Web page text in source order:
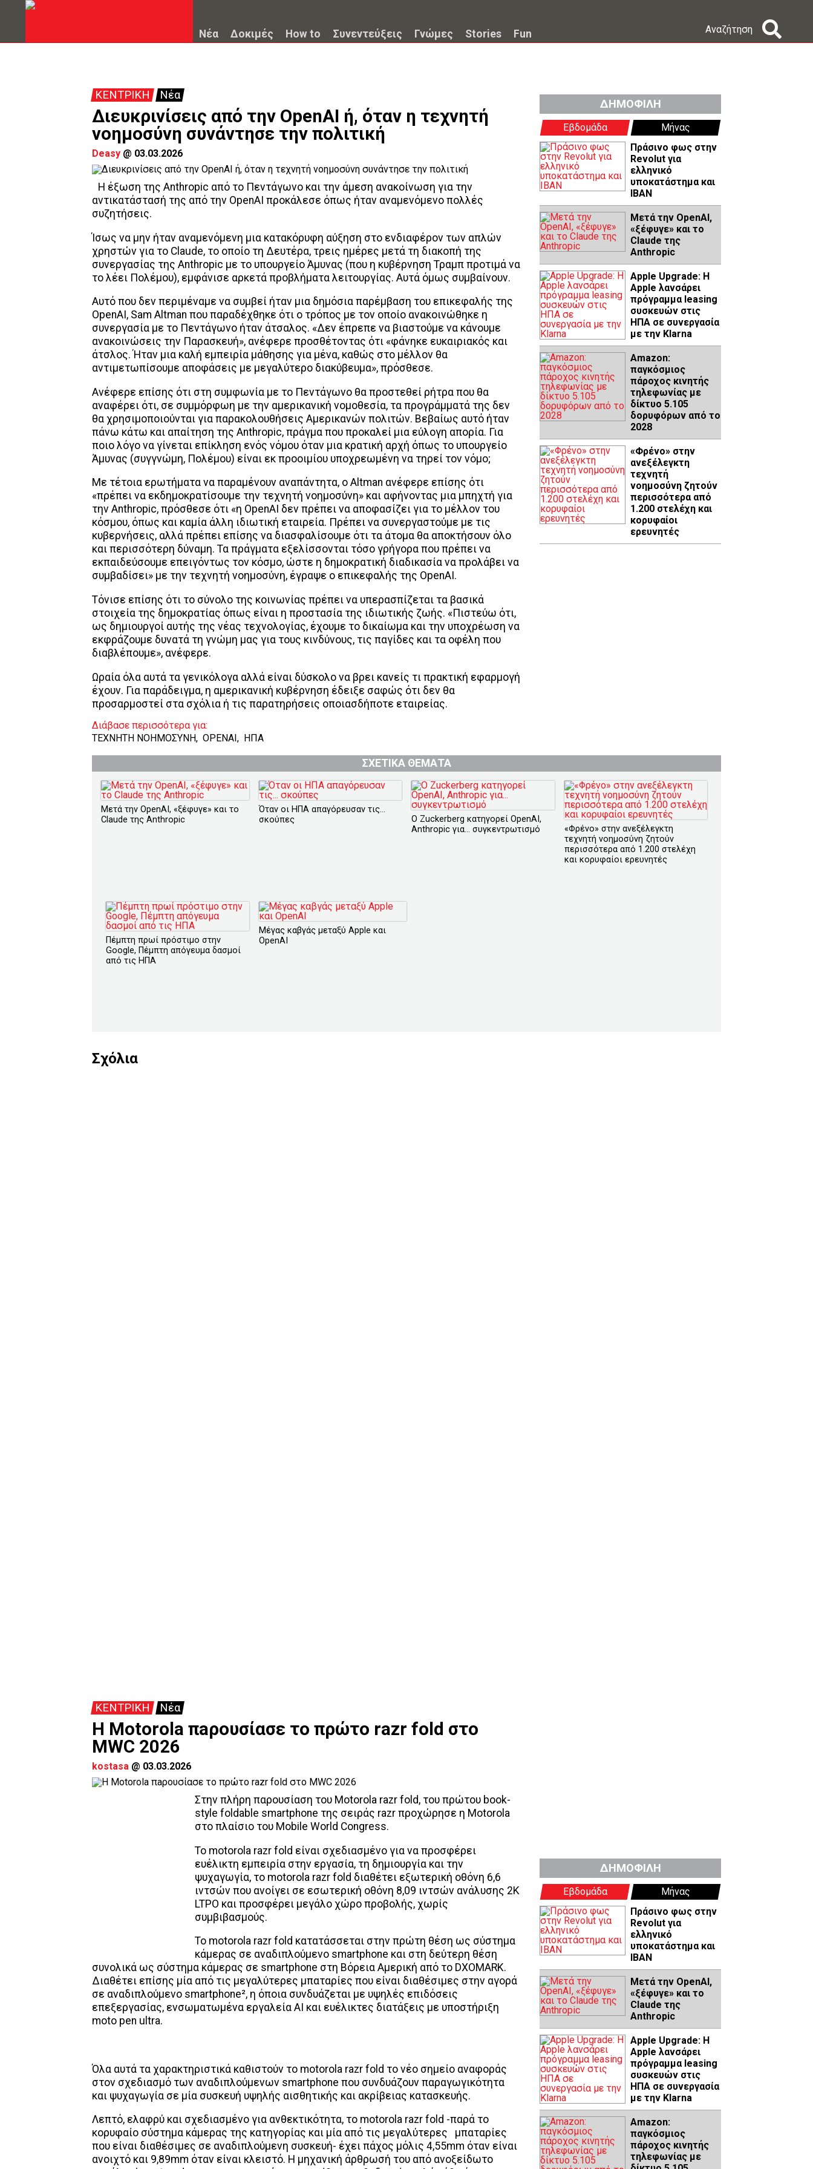
Νέα Δοκιμές How to Συνεντεύξεις Γνώμες Stories Fun Αναζήτηση
ΚΕΝΤΡΙΚΗ Νέα
Διευκρινίσεις από την OpenAI ή, όταν η τεχνητή
νοημοσύνη συνάντησε την πολιτική
Deasy @ 03.03.2026
H έξωση της Anthropic από το Πεντάγωνο και την άμεση ανακοίνωση για την
αντικατάστασή της από την OpenAI προκάλεσε όπως ήταν αναμενόμενο πολλές
συζητήσεις.
Ίσως να μην ήταν αναμενόμενη μια κατακόρυφη αύξηση στο ενδιαφέρον των απλών
χρηστών για το Claude, το οποίο τη Δευτέρα, τρεις ημέρες μετά τη διακοπή της
συνεργασίας της Anthropic με το υπουργείο Άμυνας (που η κυβέρνηση Τραμπ προτιμά να
το λέει Πολέμου), εμφάνισε αρκετά προβλήματα λειτουργίας. Αυτά όμως συμβαίνουν.
Αυτό που δεν περιμέναμε να συμβεί ήταν μια δημόσια παρέμβαση του επικεφαλής της
OpenAI, Sam Altman που παραδέχθηκε ότι ο τρόπος με τον οποίο ανακοινώθηκε η
συνεργασία με το Πεντάγωνο ήταν άτσαλος. «Δεν έπρεπε να βιαστούμε να κάνουμε
ανακοινώσεις την Παρασκευή», ανέφερε προσθέτοντας ότι «φάνηκε ευκαιριακός και
άτσλος. Ήταν μια καλή εμπειρία μάθησης για μένα, καθώς στο μέλλον θα
αντιμετωπίσουμε αποφάσεις με μεγαλύτερο διακύβευμα», πρόσθεσε.
Ανέφερε επίσης ότι στη συμφωνία με το Πεντάγωνο θα προστεθεί ρήτρα που θα
αναφέρει ότι, σε συμμόρφωη με την αμερικανική νομοθεσία, τα προγράμματά της δεν
θα χρησιμοποιούνται για παρακολουθήσεις Αμερικανών πολιτών. Βεβαίως αυτό ήταν
πάνω κάτω και απαίτηση της Anthropic, πράγμα που προκαλεί μια εύλογη απορία. Για
ποιο λόγο να γίνεται επίκληση ενός νόμου όταν μια κρατική αρχή όπως το υπουργείο
Άμυνας (συγγνώμη, Πολέμου) είναι εκ προοιμίου υποχρεωμένη να τηρεί τον νόμο;
Με τέτοια ερωτήματα να παραμένουν αναπάντητα, ο Altman ανέφερε επίσης ότι
«πρέπει να εκδημοκρατίσουμε την τεχνητή νοημοσύνη» και αφήνοντας μια μπηχτή για
την Anthropic, πρόσθεσε ότι «η OpenAI δεν πρέπει να αποφασίζει για το μέλλον του
κόσμου, όπως και καμία άλλη ιδιωτική εταιρεία. Πρέπει να συνεργαστούμε με τις
κυβερνήσεις, αλλά πρέπει επίσης να διασφαλίσουμε ότι τα άτομα θα αποκτήσουν όλο
και περισσότερη δύναμη. Τα πράγματα εξελίσσονται τόσο γρήγορα που πρέπει να
εκπαιδεύσουμε επειγόντως τον κόσμο, ώστε η δημοκρατική διαδικασία να προλάβει να
συμβαδίσει» με την τεχνητή νοημοσύνη, έγραψε ο επικεφαλής της OpenAI.
Τόνισε επίσης ότι το σύνολο της κοινωνίας πρέπει να υπερασπίζεται τα βασικά
στοιχεία της δημοκρατίας όπως είναι η προστασία της ιδιωτικής ζωής. «Πιστεύω ότι,
ως δημιουργοί αυτής της νέας τεχνολογίας, έχουμε το δικαίωμα και την υποχρέωση να
εκφράζουμε δυνατά τη γνώμη μας για τους κινδύνους, τις παγίδες και τα οφέλη που
διαβλέπουμε», ανέφερε.
Ωραία όλα αυτά τα γενικόλογα αλλά είναι δύσκολο να βρει κανείς τι πρακτική εφαρμογή
έχουν. Για παράδειγμα, η αμερικανική κυβέρνηση έδειξε σαφώς ότι δεν θα
προσαρμοστεί στα σχόλια ή τις παρατηρήσεις οποιασδήποτε εταιρείας.
ΔΗΜΟΦΙΛΗ
Εβδομάδα
Μήνας
Πράσινο φως στην
Revolut για
ελληνικό
υποκατάστημα και
IBAN
Μετά την OpenAI,
«ξέφυγε» και το
Claude της
Anthropic
Apple Upgrade: Η
Apple λανσάρει
πρόγραμμα leasing
συσκευών στις
ΗΠΑ σε συνεργασία
με την Klarna
Amazon:
παγκόσμιος
πάροχος κινητής
τηλεφωνίας με
δίκτυο 5.105
δορυφόρων από το
2028
«Φρένο» στην
ανεξέλεγκτη
τεχνητή
νοημοσύνη ζητούν
περισσότερα από
1.200 στελέχη και
κορυφαίοι
ερευνητές
Διάβασε περισσότερα για:
ΤΕΧΝΗΤΗ ΝΟΗΜΟΣΥΝΗ, OPENAI , ΗΠΑ
ΣΧΕΤΙΚΑ ΘΕΜΑΤΑ
Μετά την OpenAI, «ξέφυγε» και το
Claude της Anthropic
Όταν οι ΗΠΑ απαγόρευσαν τις...
σκούπες
O Zuckerberg κατηγορεί OpenAI,
Anthropic για... συγκεντρωτισμό
«Φρένο» στην ανεξέλεγκτη
τεχνητή νοημοσύνη ζητούν
περισσότερα από 1.200 στελέχη
και κορυφαίοι ερευνητές
Πέμπτη πρωί πρόστιμο στην
Google, Πέμπτη απόγευμα δασμοί
από τις ΗΠΑ
Μέγας καβγάς μεταξύ Apple και
OpenAI
Σχόλια
ΚΕΝΤΡΙΚΗ Νέα
H Motorola πaρουσίασε το πρώτο razr fold στο
MWC 2026
kostasa @ 03.03.2026
Στην πλήρη παρουσίαση του Motorola razr fold, του πρώτου book-
style foldable smartphone της σειράς razr προχώρησε η Motorola
στο πλαίσιο του Mobile World Congress.
To motorola razr fold είναι σχεδιασμένο για να προσφέρει
ευέλικτη εμπειρία στην εργασία, τη δημιουργία και την
ψυχαγωγία, το motorola razr fold διαθέτει εξωτερική οθόνη 6,6
ιντσών που ανοίγει σε εσωτερική οθόνη 8,09 ιντσών ανάλυσης 2K
LTPO και προσφέρει μεγάλο χώρο προβολής, χωρίς
συμβιβασμούς.
Το motorola razr fold κατατάσσεται στην πρώτη θέση ως σύστημα
κάμερας σε αναδιπλούμενο smartphone και στη δεύτερη θέση
συνολικά ως σύστημα κάμερας σε smartphone στη Βόρεια Αμερική από το DXOMARK.
Διαθέτει επίσης μία από τις μεγαλύτερες μπαταρίες που είναι διαθέσιμες στην αγορά
σε αναδιπλούμενο smartphone², η όποια συνδυάζεται με υψηλές επιδόσεις
επεξεργασίας, ενσωματωμένα εργαλεία ΑΙ και ευέλικτες διατάξεις με υποστήριξη
moto pen ultra.
Όλα αυτά τα χαρακτηριστικά καθιστούν το motorola razr fold το νέο σημείο αναφοράς
στον σχεδιασμό των αναδιπλούμενων smartphone που συνδυάζουν παραγωγικότητα
και ψυχαγωγία σε μία συσκευή υψηλής αισθητικής και ακρίβειας κατασκευής.
Λεπτό, ελαφρύ και σχεδιασμένο για ανθεκτικότητα, το motorola razr fold -παρά το
κορυφαίο σύστημα κάμερας της κατηγορίας και μία από τις μεγαλύτερες μπαταρίες
που είναι διαθέσιμες σε αναδιπλούμενη συσκευή- έχει πάχος μόλις 4,55mm όταν είναι
ανοιχτό και 9,89mm όταν είναι κλειστό. Η μηχανική άρθρωσή του από ανοξείδωτο
ΔΗΜΟΦΙΛΗ
Εβδομάδα
Μήνας
Πράσινο φως στην
Revolut για
ελληνικό
υποκατάστημα και
IBAN
Μετά την OpenAI,
«ξέφυγε» και το
Claude της
Anthropic
Apple Upgrade: Η
Apple λανσάρει
πρόγραμμα leasing
συσκευών στις
ΗΠΑ σε συνεργασία
με την Klarna
Amazon:
παγκόσμιος
πάροχος κινητής
τηλεφωνίας με